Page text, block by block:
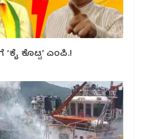
ಕೊಟ್ಟ’ ಎಂಪಿ.!